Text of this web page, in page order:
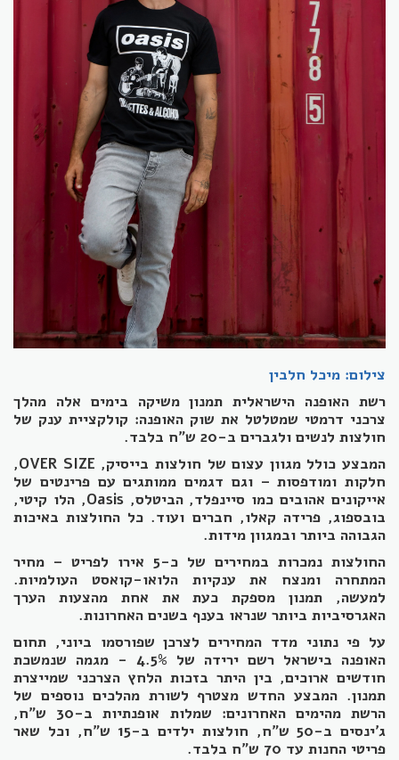
צילום: מיכל חלבין
רשת האופנה הישראלית תמנון משיקה בימים אלה מהלך
צרכני דרמטי שמטלטל את שוק האופנה: קולקציית ענק של
חולצות לנשים ולגברים ב-20 ש"ח בלבד.
המבצע כולל מגוון עצום של חולצות בייסיק, OVER SIZE,
חלקות ומודפסות – וגם דגמים ממותגים עם פרינטים של
אייקונים אהובים כמו סיינפלד, הביטלס, Oasis, הלו קיטי,
בובספוג, פרידה קאלו, חברים ועוד. כל החולצות באיכות
הגבוהה ביותר ובמגוון מידות.
החולצות נמכרות במחירים של כ-5 אירו לפריט – מחיר
המתחרה ומנצח את ענקיות הלואו-קואסט העולמיות.
למעשה, תמנון מספקת כעת את אחת מהצעות הערך
האגרסיביות ביותר שנראו בענף בשנים האחרונות.
על פי נתוני מדד המחירים לצרכן שפורסמו ביוני, תחום
האופנה בישראל רשם ירידה של 4.5% - מגמה שנמשכת
חודשים ארוכים, בין היתר בזכות הלחץ הצרכני שמייצרת
תמנון. המבצע החדש מצטרף לשורת מהלכים נוספים של
הרשת מהימים האחרונים: שמלות אופנתיות ב-30 ש"ח,
ג'ינסים ב-50 ש"ח, חולצות ילדים ב-15 ש"ח, וכל שאר
פריטי החנות עד 70 ש"ח בלבד.